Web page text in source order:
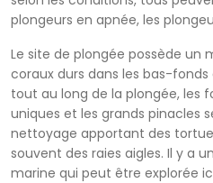
plongeurs en apnée, les
Le site de plongée possède un
coraux durs dans les bas-
tout au long de la plongée, les
uniques et les grands pinacles
nettoyage apportant des
souvent des raies aigles. Il y a
marine qui peut être explorée